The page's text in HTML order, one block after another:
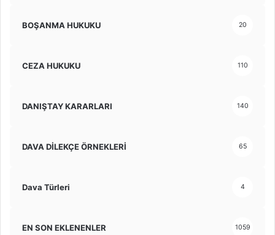
BOŞANMA HUKUKU 20
CEZA HUKUKU 110
DANIŞTAY KARARLARI 140
DAVA DİLEKÇE ÖRNEKLERİ 65
Dava Türleri 4
EN SON EKLENENLER 1059